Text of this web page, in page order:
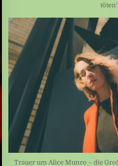
töten“
Trauer um Alice Munro – die